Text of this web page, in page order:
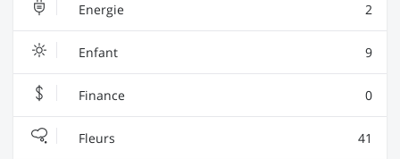
Energie 2
Enfant 9
Finance 0
Fleurs 41